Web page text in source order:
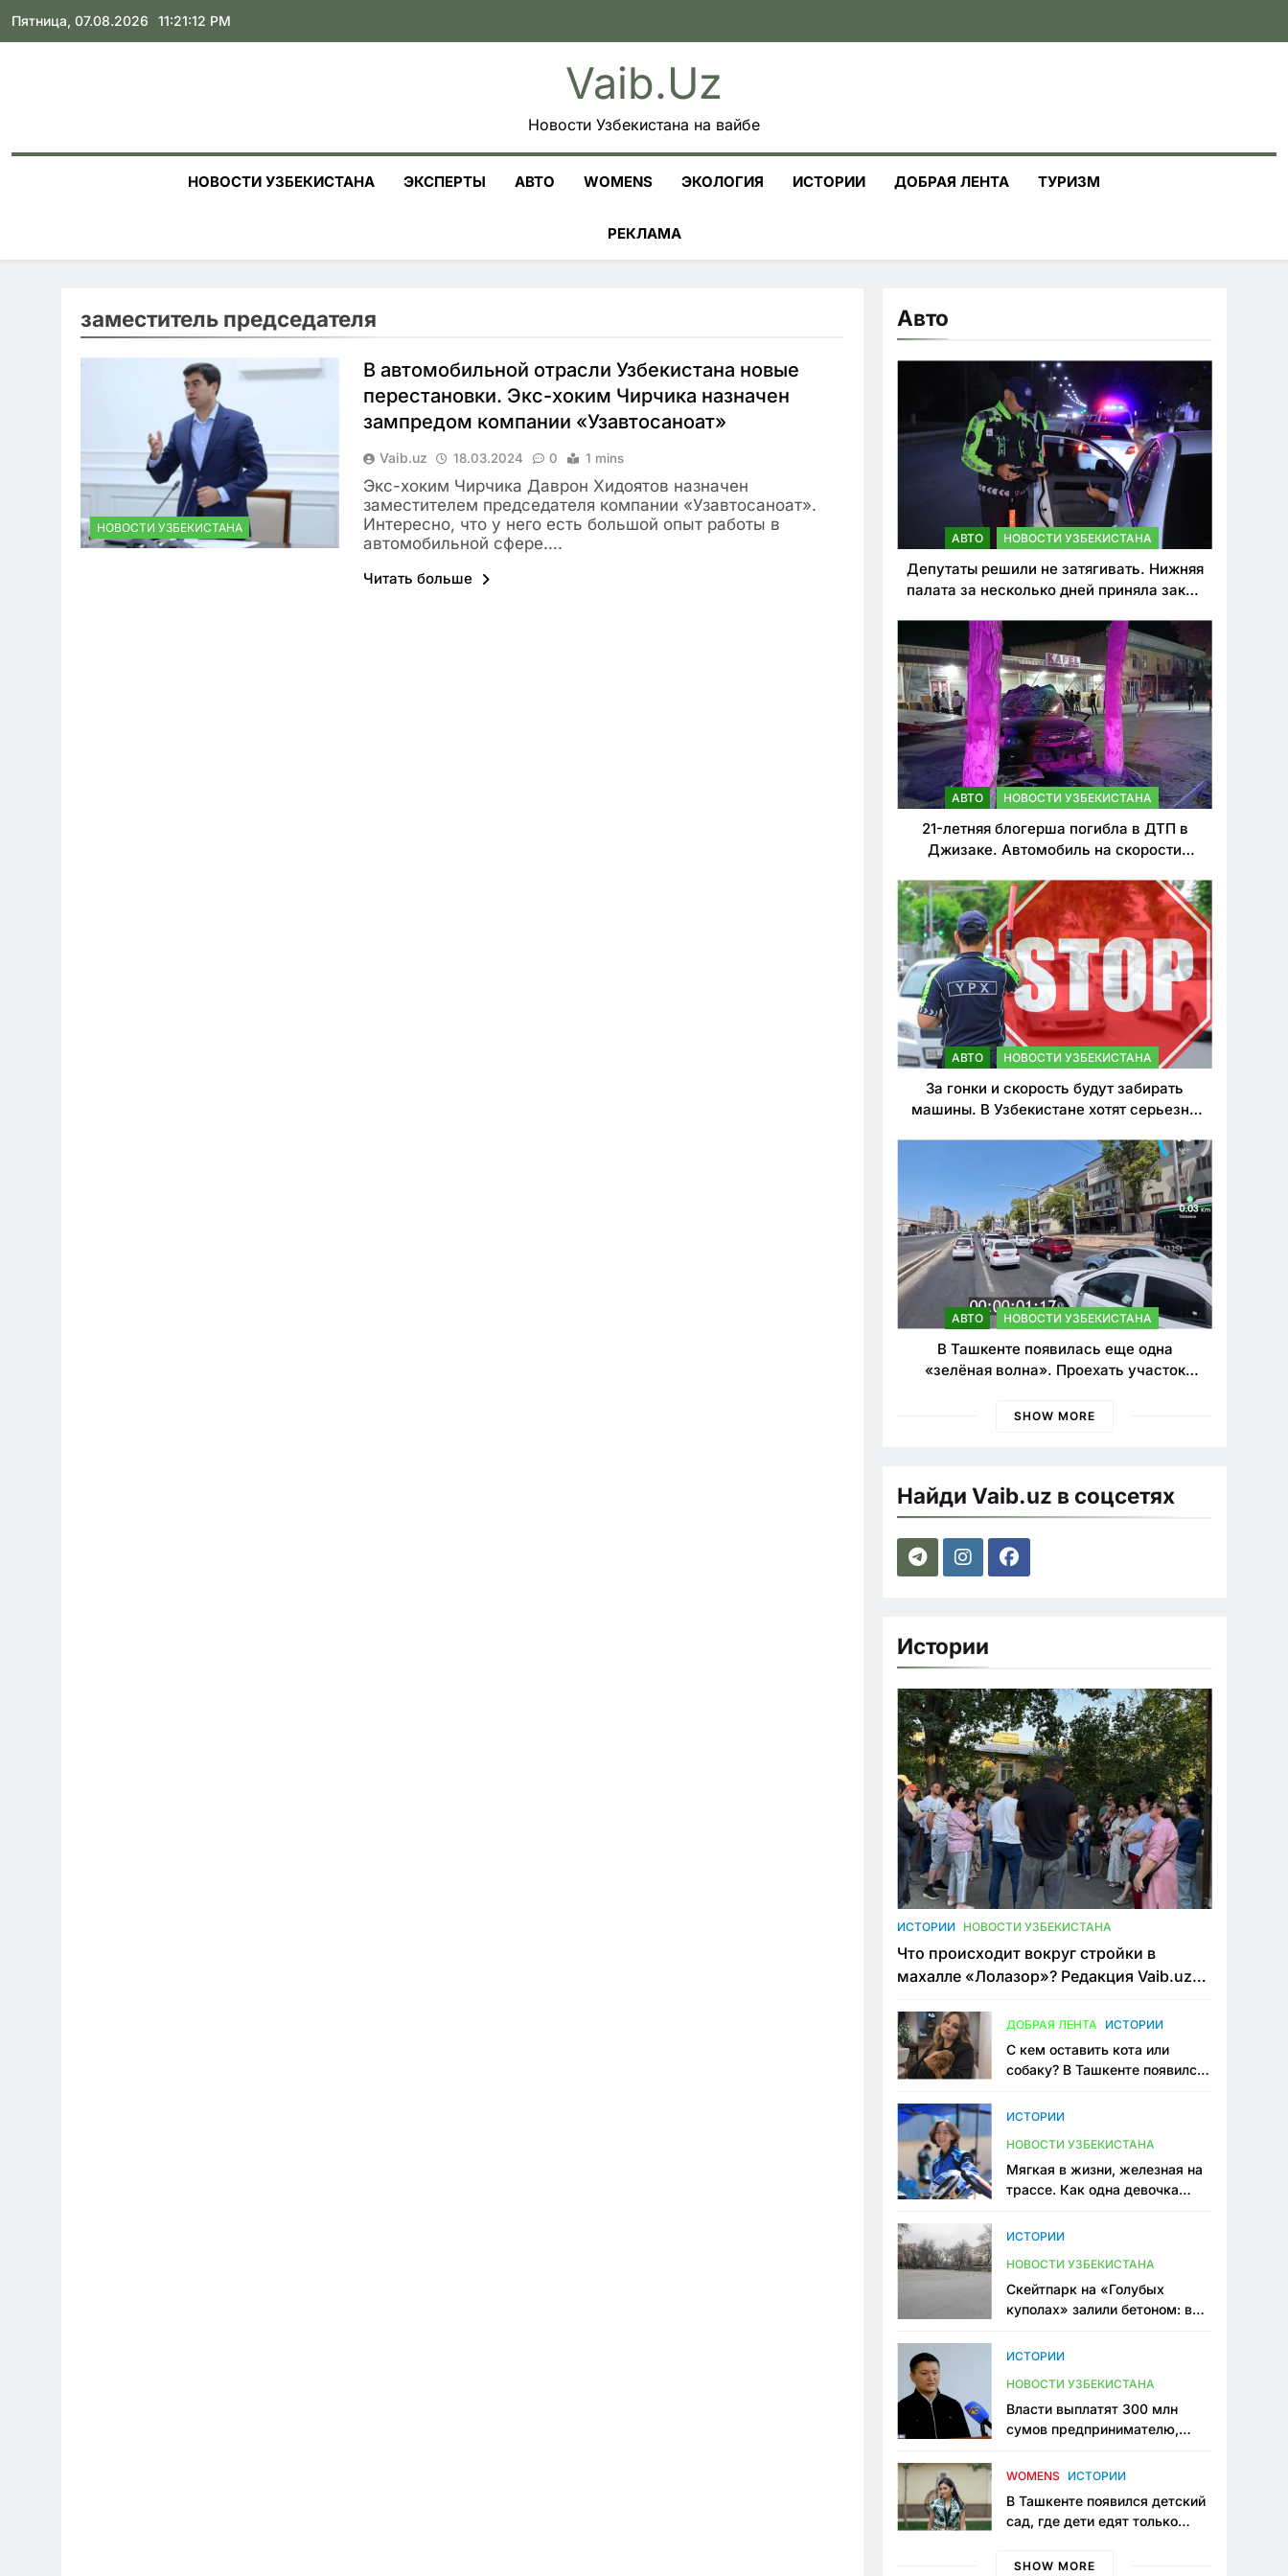
Skip
Пятница, 07.08.2026 11:21:13 PM
Vaib.uz
Новости Узбекистана на вайбе
НОВОСТИ УЗБЕКИСТАНА ЭКСПЕРТЫ АВТО WOMENS ЭКОЛОГИЯ ИСТОРИИ ДОБРАЯ ЛЕНТА ТУРИЗМ
РЕКЛАМА
заместитель председателя
НОВОСТИ УЗБЕКИСТАНА
В автомобильной отрасли Узбекистана новые
перестановки. Экс-хоким Чирчика назначен
зампредом компании «Узавтосаноат»
Vaib.uz 18.03.2024 0 1 mins
Экс-хоким Чирчика Даврон Хидоятов назначен
заместителем председателя компании «Узавтосаноат».
Интересно, что у него есть большой опыт работы в
автомобильной сфере….
Читать больше
Авто
АВТО НОВОСТИ УЗБЕКИСТАНА
Депутаты решили не затягивать. Нижняя
палата за несколько дней приняла закон
нарушителей ПДД
АВТО НОВОСТИ УЗБЕКИСТАНА
21-летняя блогерша погибла в ДТП в
Джизаке. Автомобиль на скорости
АВТО НОВОСТИ УЗБЕКИСТАНА
За гонки и скорость будут забирать
машины. В Узбекистане хотят серьезно
АВТО НОВОСТИ УЗБЕКИСТАНА
В Ташкенте появилась еще одна
«зелёная волна». Проехать участок
SHOW MORE
Найди Vaib.uz в соцсетях
Истории
ИСТОРИИ НОВОСТИ УЗБЕКИСТАНА
Что происходит вокруг стройки в
махалле «Лолазор»? Редакция Vaib.uz
конфликта
ДОБРАЯ ЛЕНТА ИСТОРИИ
С кем оставить кота или
собаку? В Ташкенте появился
ИСТОРИИ
НОВОСТИ УЗБЕКИСТАНА
Мягкая в жизни, железная на
трассе. Как одна девочка
Узбекистане
ИСТОРИИ
НОВОСТИ УЗБЕКИСТАНА
Скейтпарк на «Голубых
куполах» залили бетоном: в
одно общественное
ИСТОРИИ
НОВОСТИ УЗБЕКИСТАНА
Власти выплатят 300 млн
сумов предпринимателю,
тюрьме по незаконному
WOMENS ИСТОРИИ
В Ташкенте появился детский
сад, где дети едят только
мама, которая устала просить
SHOW MORE